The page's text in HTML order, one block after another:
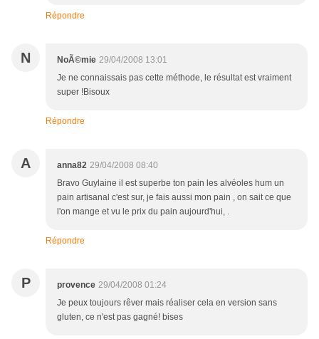
Répondre
N NoÃ©mie 29/04/2008 13:01
Je ne connaissais pas cette méthode, le résultat est vraiment
super !Bisoux
Répondre
A anna82 29/04/2008 08:40
Bravo Guylaine il est superbe ton pain les alvéoles hum un
pain artisanal c'est sur, je fais aussi mon pain , on sait ce que
l'on mange et vu le prix du pain aujourd'hui, .
Répondre
P provence 29/04/2008 01:24
Je peux toujours rêver mais réaliser cela en version sans
gluten, ce n'est pas gagné! bises